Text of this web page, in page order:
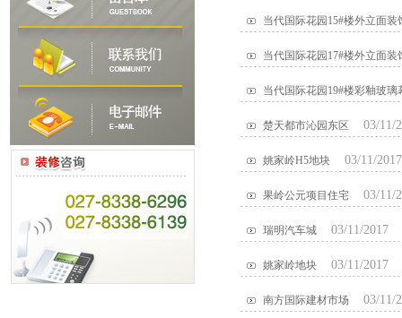
当代国际花园15#楼外立面装
当代国际花园17#楼外立面装
当代国际花园19#楼彩釉玻璃
楚天都市沁园东区 03/11/
姚家岭H5地块 03/11/2017
果岭公元项目住宅 03/11/
瑞明汽车城 03/11/2017
姚家岭地块 03/11/2017
南方国际建材市场 03/11/